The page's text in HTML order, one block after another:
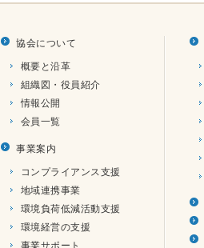
協会について
概要と沿革
組織図・役員紹介
情報公開
会員一覧
事業案内
コンプライアンス支援
地域連携事業
環境負荷低減活動支援
環境経営の支援
事業サポート